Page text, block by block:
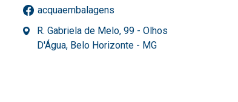
acquaembalagens
R. Gabriela de Melo, 99 - Olhos
D'Água, Belo Horizonte - MG